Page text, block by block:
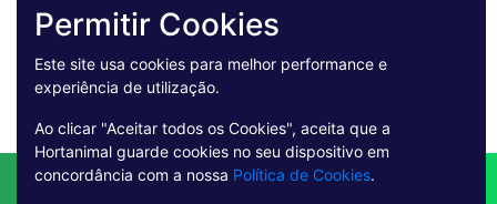
Pagamento Seguro
Contactos Envio Condições de Venda
Permitir Cookies
Este site usa cookies para melhor performance e
experiência de utilização.
Ao clicar "Aceitar todos os Cookies", aceita que a
Hortanimal guarde cookies no seu dispositivo em
concordância com a nossa Política de Cookies.